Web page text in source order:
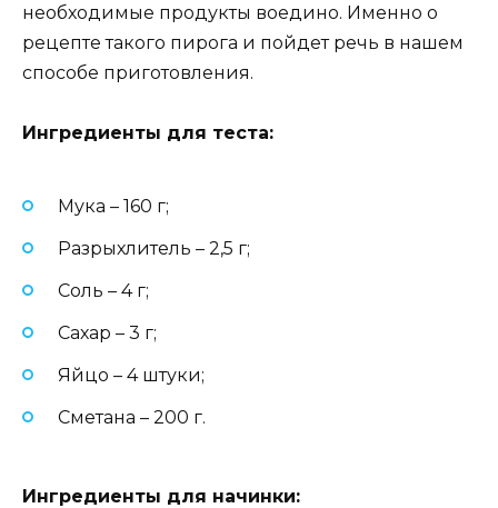
необходимые продукты воедино. Именно о
рецепте такого пирога и пойдет речь в нашем
способе приготовления.
Ингредиенты для теста:
Мука – 160 г;
Разрыхлитель – 2,5 г;
Соль – 4 г;
Сахар – 3 г;
Яйцо – 4 штуки;
Сметана – 200 г.
Ингредиенты для начинки: